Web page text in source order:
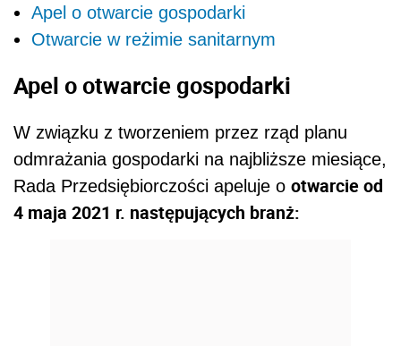
Apel o otwarcie gospodarki
Otwarcie w reżimie sanitarnym
Apel o otwarcie gospodarki
W związku z tworzeniem przez rząd planu
odmrażania gospodarki na najbliższe miesiące,
Rada Przedsiębiorczości apeluje o otwarcie od
4 maja 2021 r. następujących branż: